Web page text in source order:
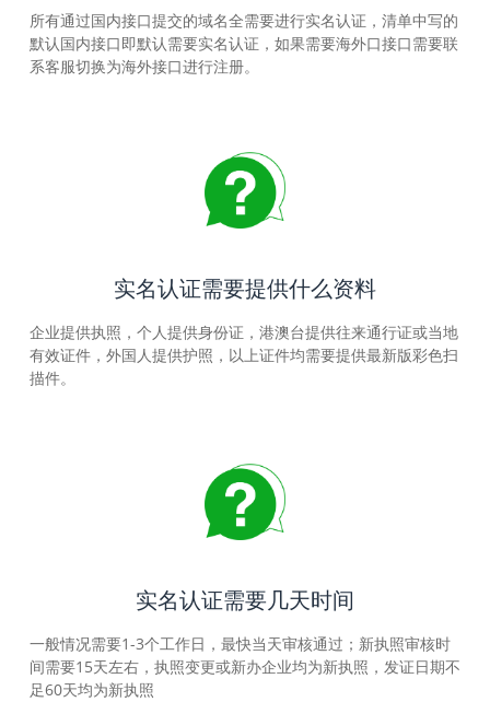
所有通过国内接口提交的域名全需要进行实名认证，清单中写的
默认国内接口即默认需要实名认证，如果需要海外口接口需要联
系客服切换为海外接口进行注册。
实名认证需要提供什么资料
企业提供执照，个人提供身份证，港澳台提供往来通行证或当地
有效证件，外国人提供护照，以上证件均需要提供最新版彩色扫
描件。
实名认证需要几天时间
一般情况需要1-3个工作日，最快当天审核通过；新执照审核时
间需要15天左右，执照变更或新办企业均为新执照，发证日期不
足60天均为新执照